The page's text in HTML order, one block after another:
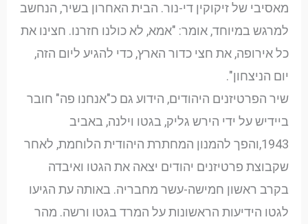
מאסיבי של זיקוקין די-נור. הבית האחרון בשיר, הנחשב
למרגש במיוחד, אומר: "אמא, לא כולנו חזרנו. חצינו את
כל אירופה, את חצי כדור הארץ, כדי להגיע ליום הזה,
יום הניצחון".
שיר הפרטיזנים היהודים, הידוע גם כ"אנחנו פה" חובר
ביידיש על ידי הירש גליק, בגטו וילנה, באביב
1943,והפך להמנון המחתרת היהודית הלוחמת, לאחר
שקבוצת פרטיזנים יהודים יצאה את הגטו ואיבדה
בקרב ראשון חמישה-עשר מחבריה. באותה עת הגיעו
לגטו הידיעות הראשונות על המרד בגטו ורשה. מהר